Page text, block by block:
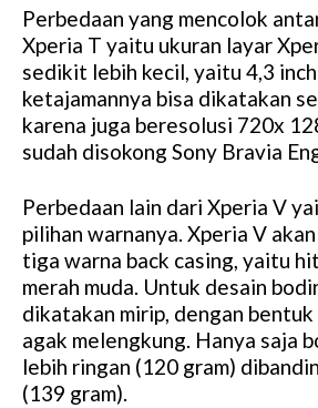
Perbedaan yang mencolok
Xperia T yaitu ukuran layar
sedikit lebih kecil, yaitu 4,3
ketajamannya bisa dikatakan
karena juga beresolusi 720x
sudah disokong Sony Bravia
Perbedaan lain dari Xperia V
pilihan warnanya. Xperia V
tiga warna back casing, yaitu
merah muda. Untuk desain
dikatakan mirip, dengan
agak melengkung. Hanya saja
lebih ringan (120 gram)
(139 gram).